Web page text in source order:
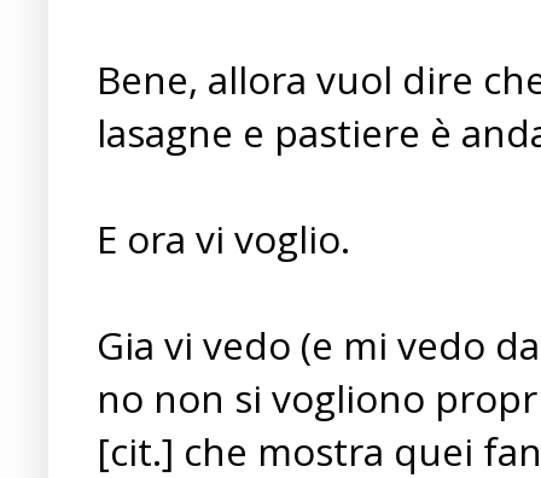
Bene, allora vuol dire
lasagne e pastiere è
E ora vi voglio.
Gia vi vedo (e mi vedo
no non si vogliono
[cit.] che mostra quei